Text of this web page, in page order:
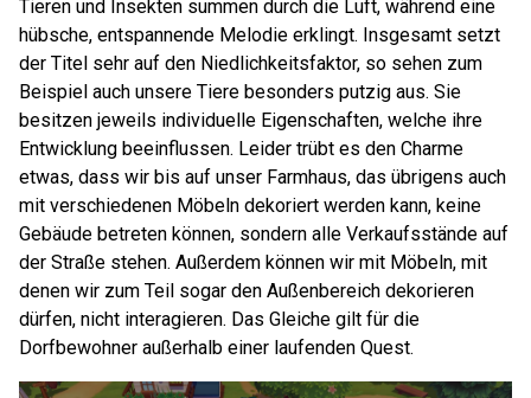
Tieren und Insekten summen durch die Luft, während eine
hübsche, entspannende Melodie erklingt. Insgesamt setzt
der Titel sehr auf den Niedlichkeitsfaktor, so sehen zum
Beispiel auch unsere Tiere besonders putzig aus. Sie
besitzen jeweils individuelle Eigenschaften, welche ihre
Entwicklung beeinflussen. Leider trübt es den Charme
etwas, dass wir bis auf unser Farmhaus, das übrigens auch
mit verschiedenen Möbeln dekoriert werden kann, keine
Gebäude betreten können, sondern alle Verkaufsstände auf
der Straße stehen. Außerdem können wir mit Möbeln, mit
denen wir zum Teil sogar den Außenbereich dekorieren
dürfen, nicht interagieren. Das Gleiche gilt für die
Dorfbewohner außerhalb einer laufenden Quest.